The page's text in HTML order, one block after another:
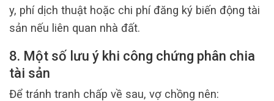
y, phí dịch thuật hoặc chi phí đăng ký biến động tài
sản nếu liên quan nhà đất.
8. Một số lưu ý khi công chứng phân chia
tài sản
Để tránh tranh chấp về sau, vợ chồng nên: